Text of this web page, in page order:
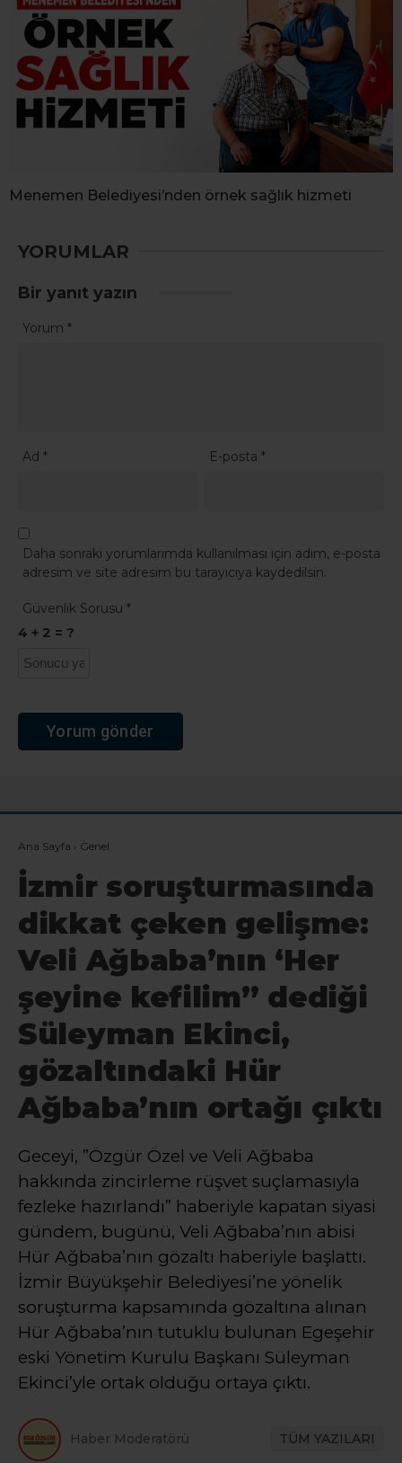
Menemen Belediyesi’nden örnek sağlık hizmeti
YORUMLAR
Bir yanıt yazın
Yorum *
Ad * E-posta*
Daha sonraki yorumlarımda kullanılması için adım, e-posta
adresim ve site adresim bu tarayıcıya kaydedilsin.
Güvenlik Sorusu *
4 + 2 = ?
Ana Sayfa › Genel
İzmir soruşturmasında
dikkat çeken gelişme:
Veli Ağbaba’nın ‘Her
şeyine kefilim” dediği
Süleyman Ekinci,
gözaltındaki Hür
Ağbaba’nın ortağı çıktı
Geceyi, ”Özgür Özel ve Veli Ağbaba
hakkında zincirleme rüşvet suçlamasıyla
fezleke hazırlandı” haberiyle kapatan siyasi
gündem, bugünü, Veli Ağbaba’nın abisi
Hür Ağbaba’nın gözaltı haberiyle başlattı.
İzmir Büyükşehir Belediyesi’ne yönelik
soruşturma kapsamında gözaltına alınan
Hür Ağbaba’nın tutuklu bulunan Egeşehir
eski Yönetim Kurulu Başkanı Süleyman
Ekinci’yle ortak olduğu ortaya çıktı.
Haber Moderatörü TÜM YAZILARI